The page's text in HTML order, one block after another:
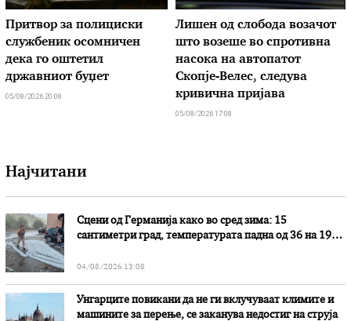
Притвор за полициски
службеник осомничен
дека го оштетил
државниот буџет
05/08/2026 20:08
Лишен од слобода возачот
што возеше во спротивна
насока на автопатот
Скопје-Велес, следува
кривична пријава
05/08/2026 17:08
Најчитани
Сцени од Германија како во сред зима: 15
сантиметри град, температурата падна од 36 на 19
04/08/2026 13:08
Унгарците повикани да не ги вклучуваат климите и
машините за перење, се заканува недостиг на струја